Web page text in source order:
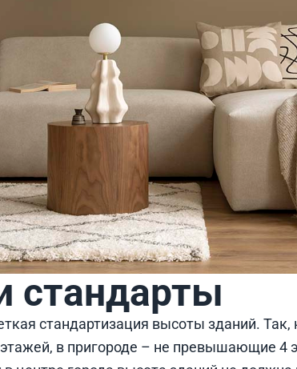
стандарты
стандартизация высоты зданий.
в пригороде – не превышающие 4